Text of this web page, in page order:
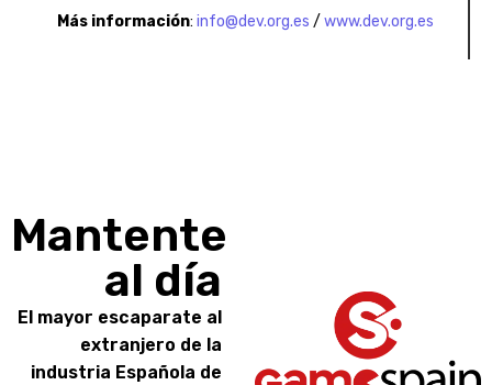
Más información: info@dev.org.es / www.dev.org.es
Mantente
al día
El mayor escaparate al
extranjero de la
industria Española de